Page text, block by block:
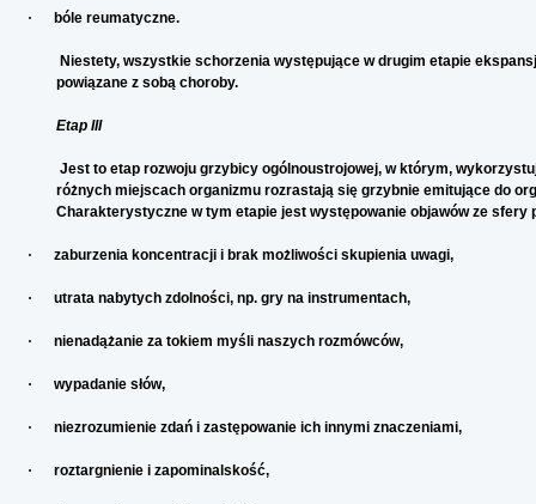
· bóle reumatyczne.
Niestety, wszystkie schorzenia występujące w drugim etapie
powiązane z sobą choroby.
Etap III
Jest to etap rozwoju grzybicy ogólnoustrojowej, w którym,
różnych miejscach organizmu rozrastają się grzybnie emitujące do
Charakterystyczne w tym etapie jest występowanie objawów ze sfery
· zaburzenia koncentracji i brak możliwości skupienia uwagi,
· utrata nabytych zdolności, np. gry na instrumentach,
· nienadążanie za tokiem myśli naszych rozmówców,
· wypadanie słów,
· niezrozumienie zdań i zastępowanie ich innymi znaczeniami,
· roztargnienie i zapominalskość,